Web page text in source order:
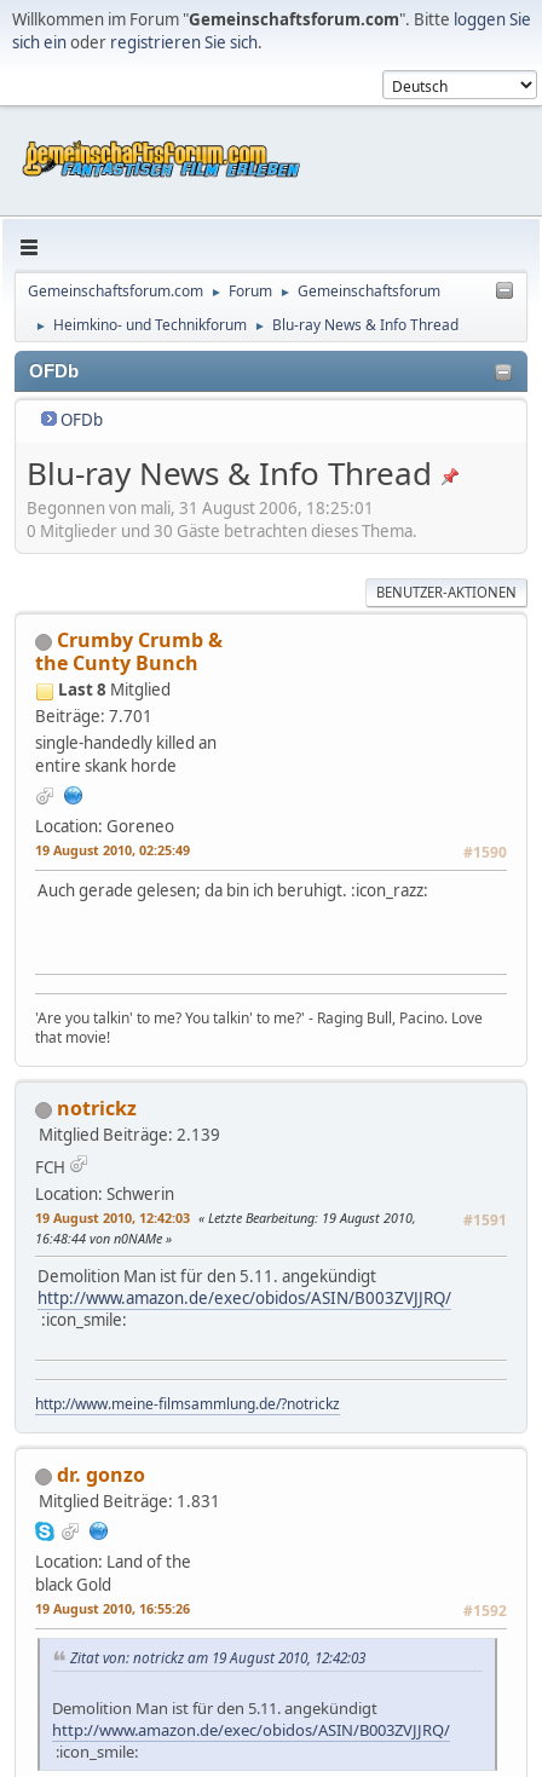
Willkommen im Forum "Gemeinschaftsforum.com". Bitte loggen Sie
sich einoder registrieren Sie sich.
Gemeinschaftsforum.com ► Forum ► Gemeinschaftsforum
► Heimkino- und Technikforum ► Blu-ray News & Info Thread
OFDb
OFDb
Blu-ray News & Info Thread
Begonnen von mali, 31 August 2006, 18:25:01
0 Mitglieder und 30 Gäste betrachten dieses Thema.
BENUTZER-AKTIONEN
Crumby Crumb &
the Cunty Bunch
Last 8 Mitglied
Beiträge: 7.701
single-handedly killed an
entire skank horde
Location: Goreneo
19 August 2010, 02:25:49 #1590
Auch gerade gelesen; da bin ich beruhigt. :icon_razz:
'Are you talkin' to me? You talkin' to me?' - Raging Bull, Pacino. Love
that movie!
notrickz
Mitglied Beiträge: 2.139
FCH
Location: Schwerin
19 August 2010, 12:42:03 #1591
Letzte Bearbeitung: 19 August 2010,
16:48:44 von n0NAMe
Demolition Man ist für den 5.11. angekündigt
http://www.amazon.de/exec/obidos/ASIN/B003ZVJJRQ/
:icon_smile:
http://www.meine-filmsammlung.de/?notrickz
dr. gonzo
Mitglied Beiträge: 1.831
Location: Land of the
black Gold
19 August 2010, 16:55:26 #1592
Zitat von: notrickz am 19 August 2010, 12:42:03
Demolition Man ist für den 5.11. angekündigt
http://www.amazon.de/exec/obidos/ASIN/B003ZVJJRQ/
:icon_smile: